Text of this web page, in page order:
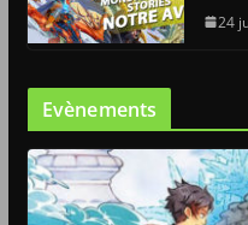
24
Evènements